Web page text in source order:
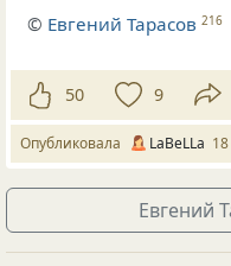
© Евгений Тарасов 216
50 9
Опубликовала LaBeLLa
Евгений